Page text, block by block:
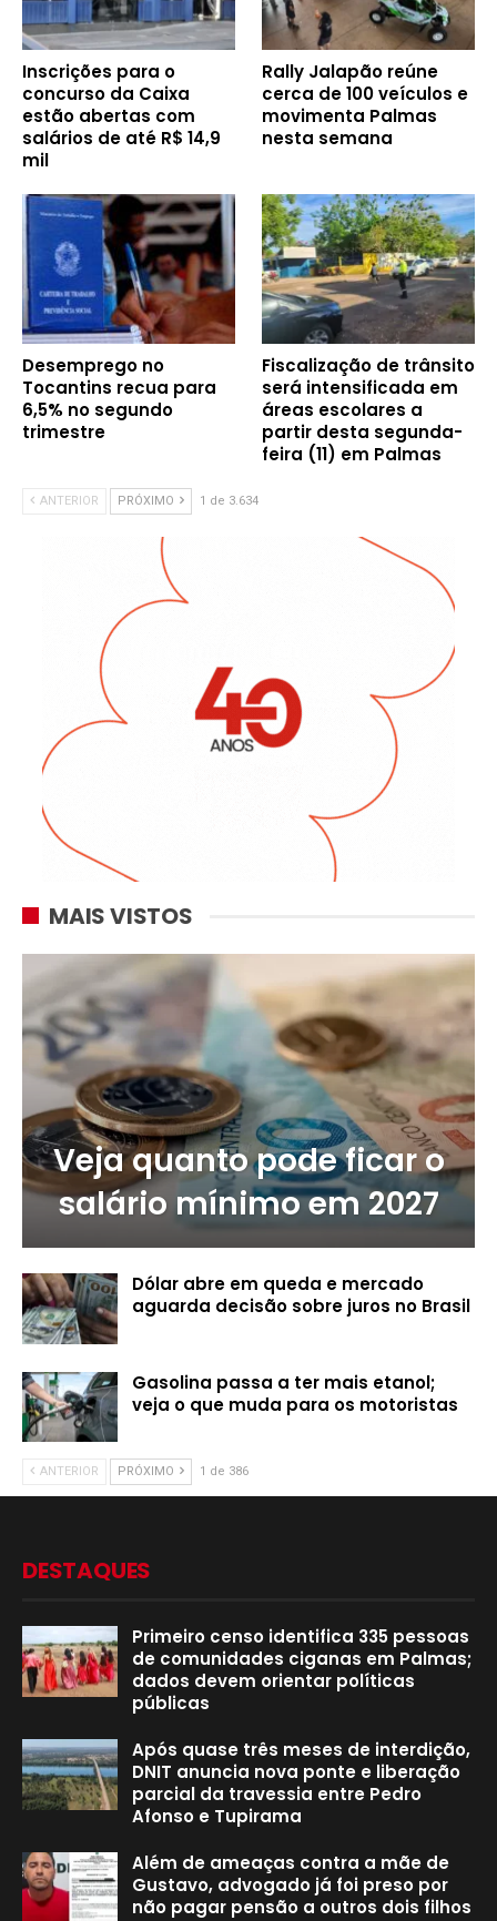
Inscrições para o
concurso da Caixa
estão abertas com
salários de até R$ 14,9
mil
Rally Jalapão reúne
cerca de 100 veículos e
movimenta Palmas
nesta semana
Desemprego no
Tocantins recua para
6,5% no segundo
trimestre
Fiscalização de trânsito
será intensificada em
áreas escolares a
partir desta segunda-
feira (11) em Palmas
ANTERIOR PRÓXIMO 1 de 3.634
MAIS VISTOS
Veja quanto pode ficar o
salário mínimo em 2027
Dólar abre em queda e mercado
aguarda decisão sobre juros no Brasil
Gasolina passa a ter mais etanol;
veja o que muda para os motoristas
ANTERIOR PRÓXIMO 1 de 386
DESTAQUES
Primeiro censo identifica 335 pessoas
de comunidades ciganas em Palmas;
dados devem orientar políticas
públicas
Após quase três meses de interdição,
DNIT anuncia nova ponte e liberação
parcial da travessia entre Pedro
Afonso e Tupirama
Além de ameaças contra a mãe de
Gustavo, advogado já foi preso por
não pagar pensão a outros dois filhos